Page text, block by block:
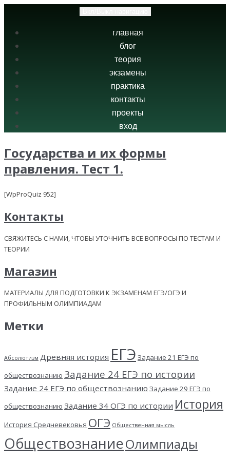
главная
блог
теория
экзамены
практика
контакты
проекты
вход
Государства и их формы
правления. Тест 1.
[WpProQuiz 952]
Контакты
СВЯЖИТЕСЬ С НАМИ, ЧТОБЫ УТОЧНИТЬ ВСЕ ВОПРОСЫ ПО ТЕСТАМ И
ТЕОРИИ
Магазин
МАТЕРИАЛЫ ДЛЯ ПОДГОТОВКИ К ЭКЗАМЕНАМ ЕГЭ/ОГЭ И
ПРОФИЛЬНЫМ ОЛИМПИАДАМ
Метки
Абсолютизм Древняя история ЕГЭ Задание 21 ЕГЭ по
обществознанию Задание 24 ЕГЭ по истории
Задание 24 ЕГЭ по обществознанию Задание 29 ЕГЭ по
обществознанию Задание 34 ОГЭ по истории История
История Средневековья ОГЭ Общественная мысль
ОбществознаниеОлимпиады